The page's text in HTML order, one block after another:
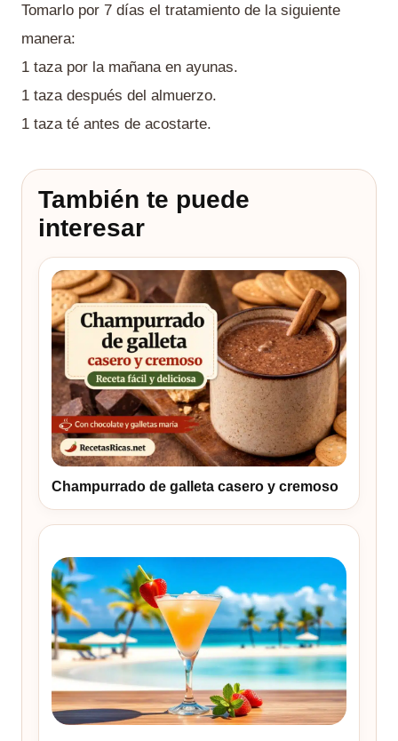
Tomarlo por 7 días el tratamiento de la siguiente
manera:
1 taza por la mañana en ayunas.
1 taza después del almuerzo.
1 taza té antes de acostarte.
También te puede
interesar
Champurrado de galleta casero y cremoso